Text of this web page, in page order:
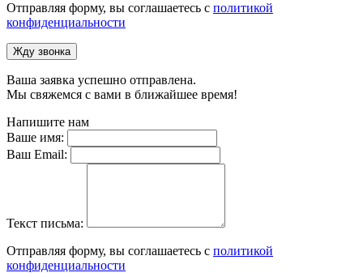
Отправляя форму, вы соглашаетесь с политикой
конфиденциальности
Жду звонка
Ваша заявка успешно отправлена.
Мы свяжемся с вами в ближайшее время!
Напишите нам
Ваше имя:
Ваш Email:
Текст письма:
Отправляя форму, вы соглашаетесь с политикой
конфиденциальности